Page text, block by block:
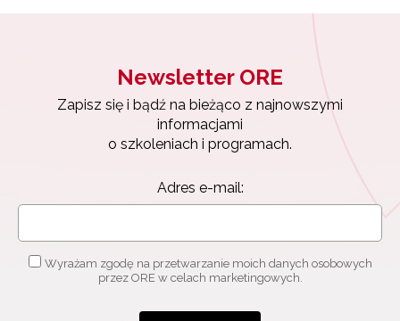
Newsletter ORE
Zapisz się i bądź na bieżąco z najnowszymi
informacjami
o szkoleniach i programach.
Adres e-mail:
Wyrażam zgodę na przetwarzanie moich danych osobowych
przez ORE w celach marketingowych.